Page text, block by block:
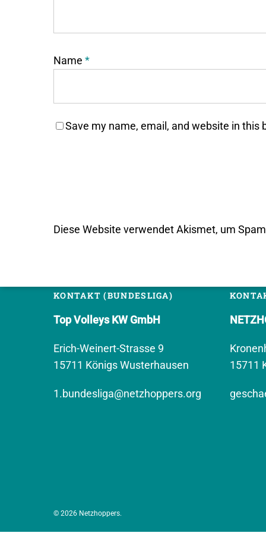
Name *
Save my name, email, and website in
Diese Website verwendet Akismet, um
KONTAKT (BUNDESLIGA)
Top Volleys KW GmbH
Erich-Weinert-Strasse 9
15711 Königs Wusterhausen
1.bundesliga@netzhoppers.org
15711
© 2026 Netzhoppers.